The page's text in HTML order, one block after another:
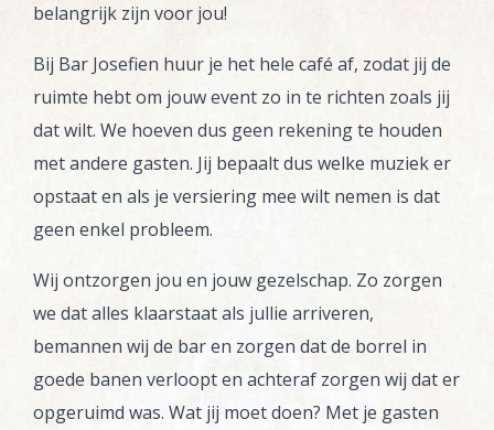
belangrijk zijn voor jou!
Bij Bar Josefien huur je het hele café af, zodat jij de
ruimte hebt om jouw event zo in te richten zoals jij
dat wilt. We hoeven dus geen rekening te houden
met andere gasten. Jij bepaalt dus welke muziek er
opstaat en als je versiering mee wilt nemen is dat
geen enkel probleem.
Wij ontzorgen jou en jouw gezelschap. Zo zorgen
we dat alles klaarstaat als jullie arriveren,
bemannen wij de bar en zorgen dat de borrel in
goede banen verloopt en achteraf zorgen wij dat er
opgeruimd was. Wat jij moet doen? Met je gasten